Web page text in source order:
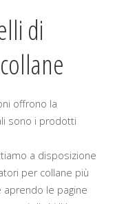
di
offrono la
sono i prodotti
a disposizione
per collane più
le pagine